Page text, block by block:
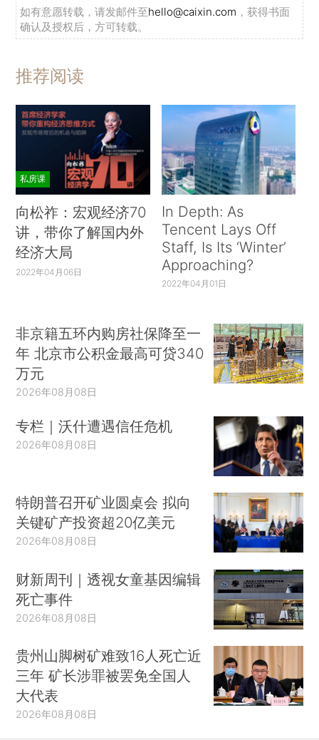
如有意愿转载，请发邮件至hello@caixin.com ，获得书面
确认及授权后，方可转载。
推荐阅读
私房课
向松祚：宏观经济70
讲，带你了解国内外
经济大局
2022年04月06日
In Depth: As
Tencent Lays Off
Staff, Is Its ‘Winter’
Approaching?
2022年04月01日
非京籍五环内购房社保降至一
年 北京市公积金最高可贷340
万元
2026年08月08日
专栏｜沃什遭遇信任危机
2026年08月08日
特朗普召开矿业圆桌会 拟向
关键矿产投资超20亿美元
2026年08月08日
财新周刊｜透视女童基因编辑
死亡事件
2026年08月08日
贵州山脚树矿难致16人死亡近
三年 矿长涉罪被罢免全国人
大代表
2026年08月08日